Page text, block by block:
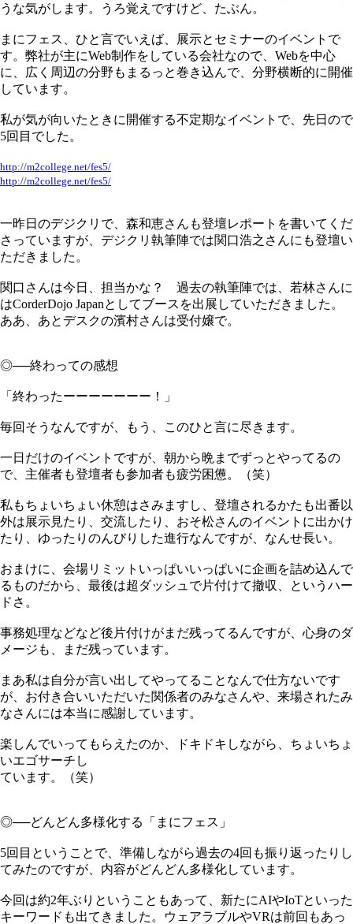
うな気がします。うろ覚えですけど、たぶん。
まにフェス、ひと言でいえば、展示とセミナーのイベントで
す。弊社が主にWeb制作をしている会社なので、Webを中心
に、広く周辺の分野もまるっと巻き込んで、分野横断的に開催
しています。
私が気が向いたときに開催する不定期なイベントで、先日ので
5回目でした。
http://m2college.net/fes5/
http://m2college.net/fes5/
一昨日のデジクリで、森和恵さんも登壇レポートを書いてくだ
さっていますが、デジクリ執筆陣では関口浩之さんにも登壇い
ただきました。
関口さんは今日、担当かな？ 過去の執筆陣では、若林さんに
はCorderDojo Japanとしてブースを出展していただきました。
ああ、あとデスクの濱村さんは受付嬢で。
◎──終わっての感想
「終わったーーーーーーー！」
毎回そうなんですが、もう、このひと言に尽きます。
一日だけのイベントですが、朝から晩までずっとやってるの
で、主催者も登壇者も参加者も疲労困憊。（笑）
私もちょいちょい休憩はさみますし、登壇されるかたも出番以
外は展示見たり、交流したり、おそ松さんのイベントに出かけ
たり、ゆったりのんびりした進行なんですが、なんせ長い。
おまけに、会場リミットいっぱいいっぱいに企画を詰め込んで
るものだから、最後は超ダッシュで片付けて撤収、というハー
ドさ。
事務処理などなど後片付けがまだ残ってるんですが、心身のダ
メージも、まだ残っています。
まあ私は自分が言い出してやってることなんで仕方ないです
が、お付き合いいただいた関係者のみなさんや、来場されたみ
なさんには本当に感謝しています。
楽しんでいってもらえたのか、ドキドキしながら、ちょいちょ
いエゴサーチし
ています。（笑）
◎──どんどん多様化する「まにフェス」
5回目ということで、準備しながら過去の4回も振り返ったりし
てみたのですが、内容がどんどん多様化しています。
今回は約2年ぶりということもあって、新たにAIやIoTといった
キーワードも出てきました。ウェアラブルやVRは前回もあっ